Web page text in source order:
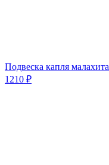
Подвеска капля малахита
1210 ₽